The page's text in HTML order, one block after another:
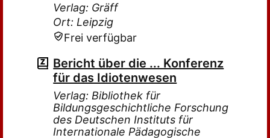
Verlag: Gräff
Ort: Leipzig
Frei verfügbar
Bericht über die ... Konferenz
für das Idiotenwesen
Verlag: Bibliothek für
Bildungsgeschichtliche Forschung
des Deutschen Instituts für
Internationale Pädagogische